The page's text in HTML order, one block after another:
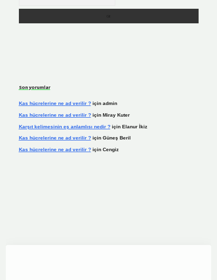
Son yorumlar
Kas hücrelerine ne ad verilir ?için admin
Kas hücrelerine ne ad verilir ?için Miray Kuter
Karşıt kelimesinin eş anlamlısı nedir ?için Elanur İkiz
Kas hücrelerine ne ad verilir ?için Güneş Beril
Kas hücrelerine ne ad verilir ?için Cengiz